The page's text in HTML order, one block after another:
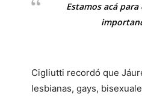
Estamos acá
Cigliutti recordó que
lesbianas, gays,